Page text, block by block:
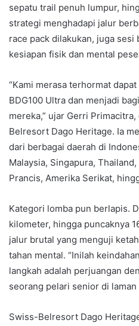
sepatu trail penuh lumpur,
strategi menghadapi jalur
race pack dilakukan, juga
kesiapan fisik dan mental
“Kami merasa terhormat
BDG100 Ultra dan menjadi
mereka,” ujar Gerri
Belresort Dago Heritage. Ia
dari berbagai daerah di
Malaysia, Singapura,
Prancis, Amerika Serikat,
Kategori lomba pun berlapis.
kilometer, hingga puncaknya
jalur brutal yang menguji
tahan mental. “Inilah
langkah adalah perjuangan
seorang pelari senior di
Swiss-Belresort Dago